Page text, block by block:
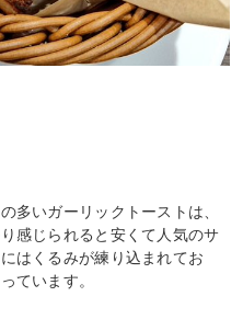
多いガーリックトーストは、
感じられると安くて人気のサ
はくるみが練り込まれてお
ています。